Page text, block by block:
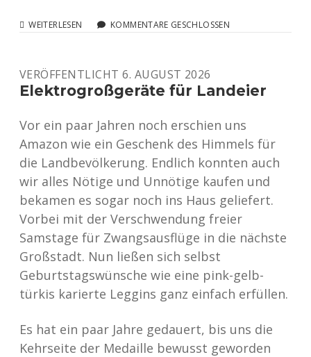
WEITERLESEN DAS
LAW«
UND
DIE
KOMMENTARE GESCHLOSSEN
VERÖFFENTLICHT 6. AUGUST 2026
Elektrogroßgeräte für Landeier
Vor ein paar Jahren noch erschien uns
Amazon wie ein Geschenk des Himmels für
die Landbevölkerung. Endlich konnten auch
wir alles Nötige und Unnötige kaufen und
bekamen es sogar noch ins Haus geliefert.
Vorbei mit der Verschwendung freier
Samstage für Zwangsausflüge in die nächste
Großstadt. Nun ließen sich selbst
Geburtstagswünsche wie eine pink-gelb-
türkis karierte Leggins ganz einfach erfüllen.
Es hat ein paar Jahre gedauert, bis uns die
Kehrseite der Medaille bewusst geworden